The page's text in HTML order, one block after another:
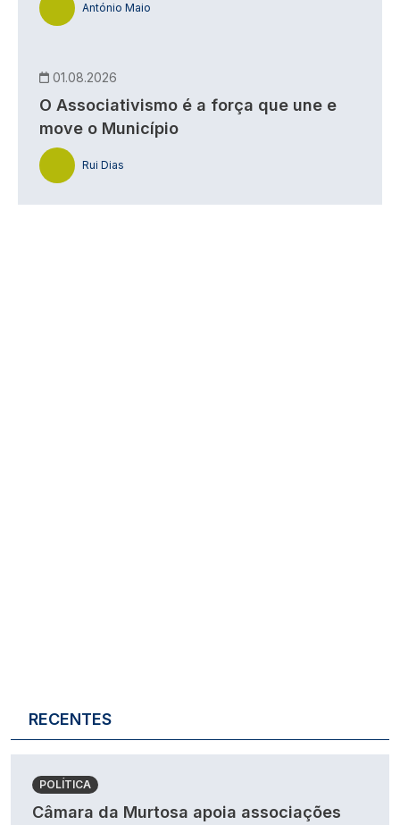
António Maio
01.08.2026
O Associativismo é a força que une e
move o Município
Rui Dias
RECENTES
POLÍTICA
Câmara da Murtosa apoia associações